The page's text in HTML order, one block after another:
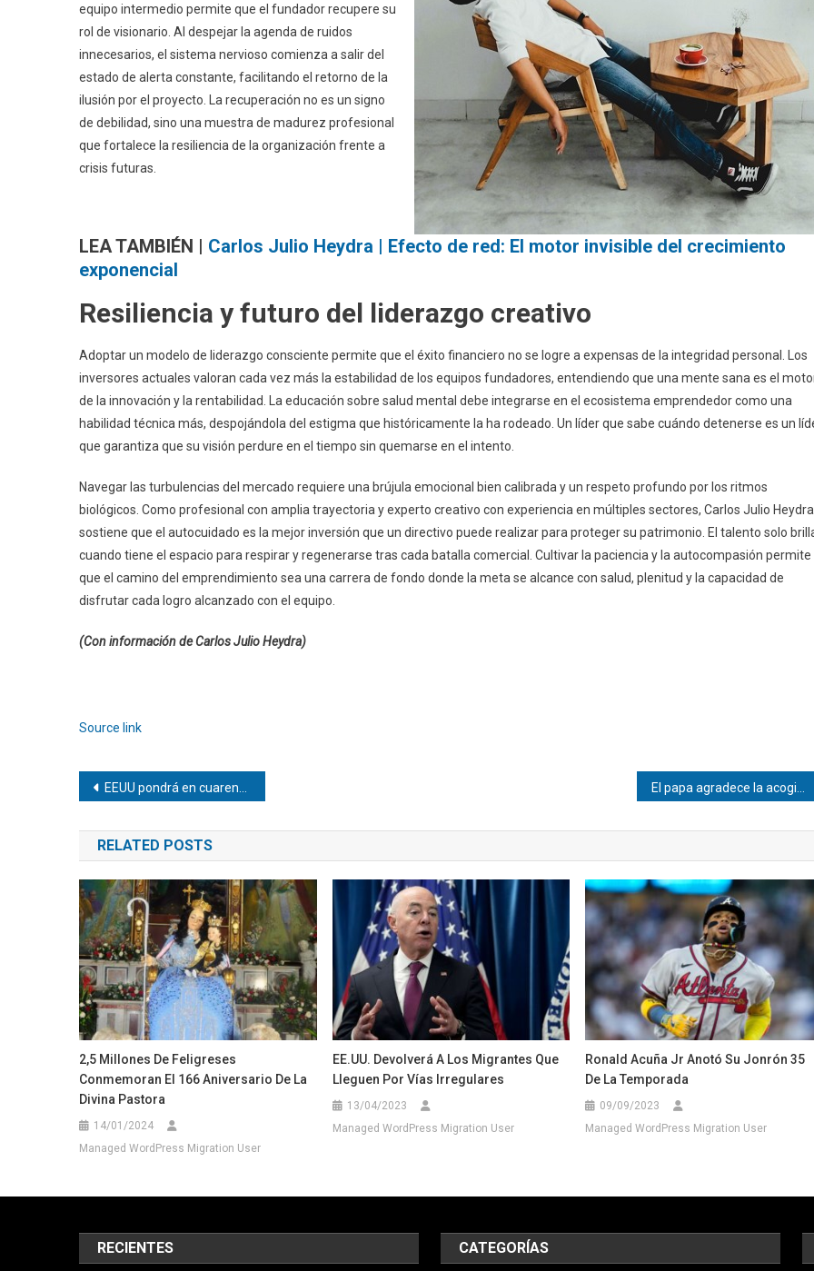
equipo intermedio permite que el fundador recupere su
rol de visionario. Al despejar la agenda de ruidos
innecesarios, el sistema nervioso comienza a salir del
estado de alerta constante, facilitando el retorno de la
ilusión por el proyecto. La recuperación no es un signo
de debilidad, sino una muestra de madurez profesional
que fortalece la resiliencia de la organización frente a
crisis futuras.
LEA TAMBIÉN | Carlos Julio Heydra | Efecto de red: El motor invisible del crecimiento
exponencial
Resiliencia y futuro del liderazgo creativo
Adoptar un modelo de liderazgo consciente permite que el éxito financiero no se logre a expensas de la integridad personal. Los
inversores actuales valoran cada vez más la estabilidad de los equipos fundadores, entendiendo que una mente sana es el
de la innovación y la rentabilidad. La educación sobre salud mental debe integrarse en el ecosistema emprendedor como una
habilidad técnica más, despojándola del estigma que históricamente la ha rodeado. Un líder que sabe cuándo detenerse es un
que garantiza que su visión perdure en el tiempo sin quemarse en el intento.
Navegar las turbulencias del mercado requiere una brújula emocional bien calibrada y un respeto profundo por los ritmos
biológicos. Como profesional con amplia trayectoria y experto creativo con experiencia en múltiples sectores, Carlos Julio Heydra
sostiene que el autocuidado es la mejor inversión que un directivo puede realizar para proteger su patrimonio. El talento solo
cuando tiene el espacio para respirar y regenerarse tras cada batalla comercial. Cultivar la paciencia y la autocompasión permite
que el camino del emprendimiento sea una carrera de fondo donde la meta se alcance con salud, plenitud y la capacidad de
disfrutar cada logro alcanzado con el equipo.
(Con información de Carlos Julio Heydra)
de
Source link
Navegación
de
entradas
EEUU pondrá en cuarentena a sus pasajeros del crucero para descartar hantavirus
RELATED POSTS
2,5 Millones De Feligreses
Conmemoran El 166 Aniversario De La
Divina Pastora
14/01/2024
Managed WordPress Migration User
EE.UU. Devolverá A Los Migrantes Que
Lleguen Por Vías Irregulares
13/04/2023
Managed WordPress Migration User
Ronald Acuña Jr Anotó Su Jonrón 35
De La Temporada
09/09/2023
Managed WordPress Migration User
RECIENTES CATEGORÍAS